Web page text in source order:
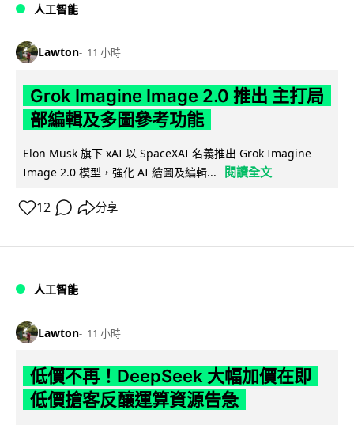
人工智能
Lawton 11 小時
Grok Imagine Image 2.0 推出 主打局
部編輯及多圖參考功能
Elon Musk 旗下 xAI 以 SpaceXAI 名義推出 Grok Imagine
Image 2.0 模型，強化 AI 繪圖及編輯...
閱讀全文
12 分享
人工智能
Lawton 11 小時
低價不再！DeepSeek 大幅加價在即
低價搶客反釀運算資源告急